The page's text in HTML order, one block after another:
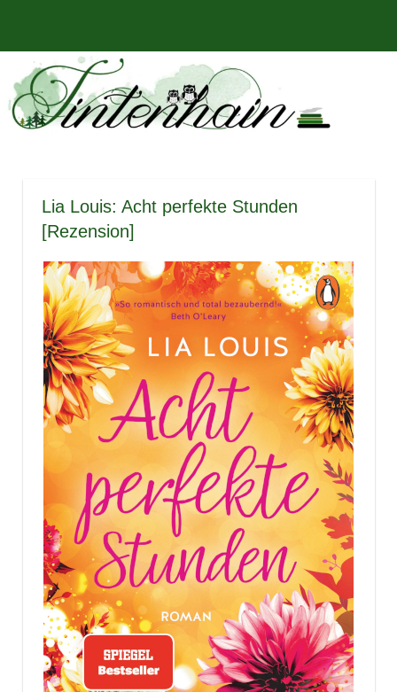
springen
Tintenhain
–
Der
Rezensionen
und
mehr
Lia Louis: Acht perfekte Stunden
[Rezension]